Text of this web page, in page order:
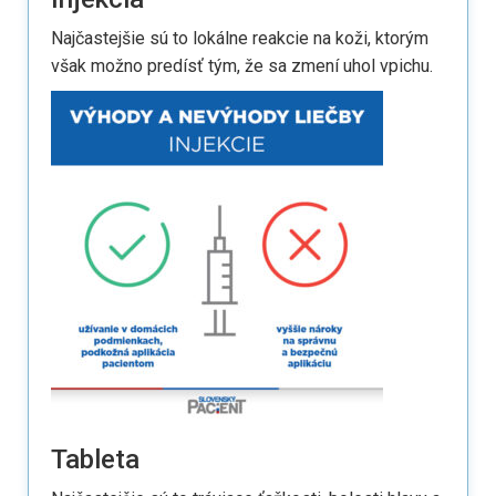
Najčastejšie sú to lokálne reakcie na koži, ktorým
však možno predísť tým, že sa zmení uhol vpichu.
Tableta